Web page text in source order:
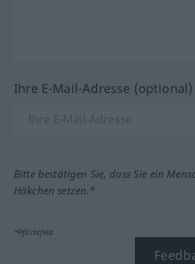
Ihre E-Mail-Adresse (optional)
Bitte bestätigen Sie, dass Sie ein
Häkchen setzen.*
*Pflichtfeld